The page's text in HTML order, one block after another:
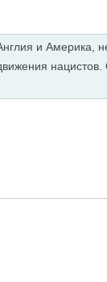
и Америка,